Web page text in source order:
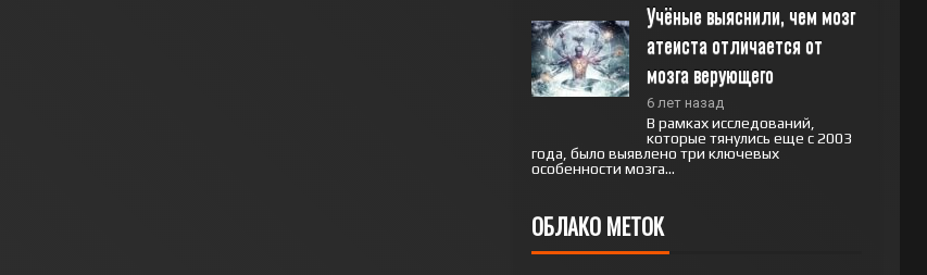
Учёные выяснили, чем мозг
атеиста отличается от
мозга верующего
6 лет назад
В рамках исследований,
которые тянулись еще с 2003
года, было выявлено три ключевых
особенности мозга...
ОБЛАКО МЕТОК